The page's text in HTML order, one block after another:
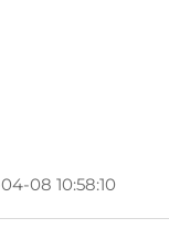
08 10:58:10